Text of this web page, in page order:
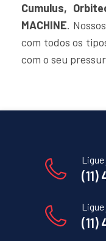
Cumulus,
MACHINE.
com todos os
com o seu
Ligue
(11)
Ligue
(11)